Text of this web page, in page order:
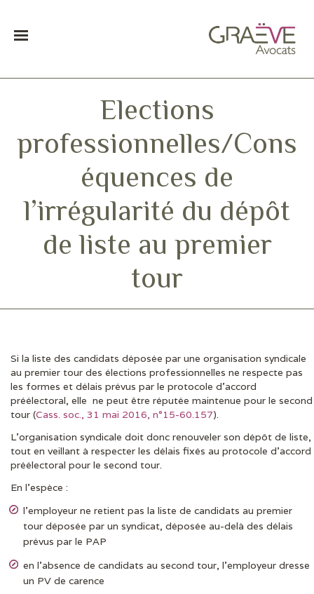
Elections
professionnelles/Cons
équences de
l’irrégularité du dépôt
de liste au premier
tour
Si la liste des candidats déposée par une organisation syndicale
au premier tour des élections professionnelles ne respecte pas
les formes et délais prévus par le protocole d’accord
préélectoral, elle ne peut être réputée maintenue pour le second
tour (Cass. soc., 31 mai 2016, n°15-60.157).
L’organisation syndicale doit donc renouveler son dépôt de liste,
tout en veillant à respecter les délais fixés au protocole d’accord
préélectoral pour le second tour.
En l’espèce :
l’employeur ne retient pas la liste de candidats au premier
tour déposée par un syndicat, déposée au-delà des délais
prévus par le PAP
en l’absence de candidats au second tour, l’employeur dresse
un PV de carence
DERNIÈRES ACTUS